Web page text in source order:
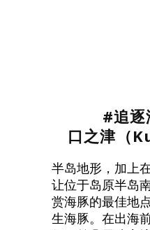
#追逐
口之津（
半岛地形，加上
让位于岛原半岛
赏海豚的最佳地
生海豚。在出海